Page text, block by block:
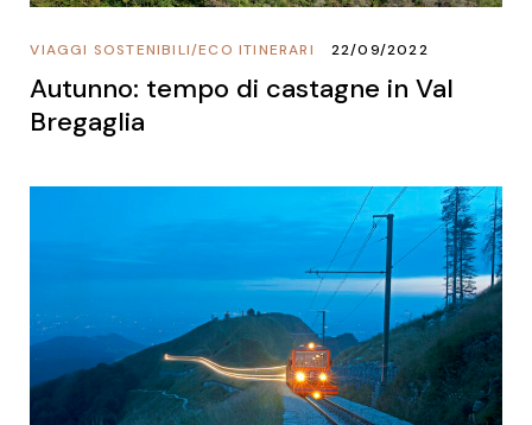
ECO ITINERARI
/
VIAGGI SOSTENIBILI 22/09/2022
Autunno: tempo di castagne in Val
Bregaglia